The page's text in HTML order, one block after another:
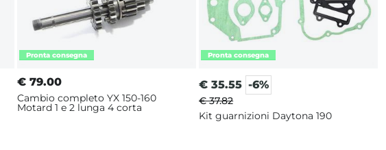
€ 79.00
Cambio completo YX 150-160
Motard 1 e 2 lunga 4 corta
€ 35.55 -6%
€ 37.82
Kit guarnizioni Daytona 190